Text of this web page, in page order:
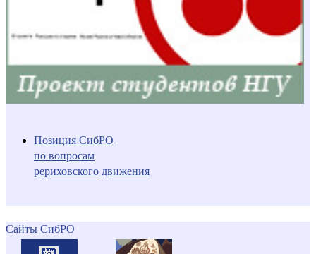
Позиция СибРО
по вопросам
рериховского движения
Сайты СибРО